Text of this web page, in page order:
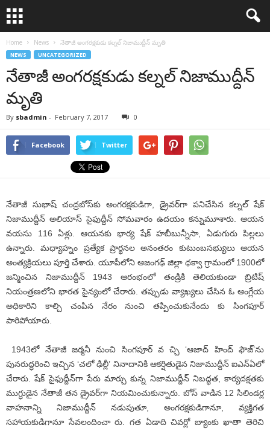
Home News నేతాజీ అంగరక్షకుడు కల్నల్‌ నిజాముద్దీన్‌ మృతి
NEWS UNCATEGORIZED
నేతాజీ అంగరక్షకుడు కల్నల్‌ నిజాముద్దీన్‌
మృతి
By sbadmin - February 7, 2017 0
Facebook Twitter
నేతాజీ సుభాష్‌ చంద్రబోస్‌కు అంగరక్షకుడిగా, డ్రైవర్‌గా పనిచేసిన కల్నల్‌ షేక్‌
నిజాముద్దీన్‌ అలియాస్‌ సైఫుద్దీన్‌ సోమవారం ఉదయం కన్నుమూశారు. ఆయన
వయసు 116 ఏళ్లు. ఆయనకు భార్య షేక్‌ హబీబున్నీసా, ఏడుగురు పిల్లలు
ఉన్నారు. మధ్యాహ్నం ప్రత్యేక ప్రార్థనల అనంతరం కుటుంబసభ్యులు ఆయన
అంత్యక్రియలు పూర్తి చేశారు. యూపీలోని ఆజంగఢ్‌ జిల్లా ధక్వా గ్రామంలో 1900లో
జన్మించిన నిజాముద్దీన్‌ 1943 ఆరంభంలో తండ్రికి తెలియకుండా బ్రిటిష్‌
నియంత్రణలోని భారత సైన్యంలో చేరారు. తప్పుడు వ్యాఖ్యలు చేసిన ఓ ఆంగ్లేయ
అధికారిని కాల్చి చంపిన నేరం నుంచి తప్పించుకునేందు కు సింగపూర్‌
పారిపోయారు.
1943లో నేతాజీ జర్మనీ నుంచి సింగపూర్‌ వ చ్చి ‘ఆజాద్‌ హింద్‌ ఫౌజ్‌’ను
పునరుద్ధరించి ఇచ్చిన ‘చలో ఢిల్లీ’ నినాదానికి ఆకర్షితుడైన నిజాముద్దీన్‌ ఐఎన్‌ఏలో
చేరారు. షేక్‌ సైఫుద్దీన్‌గా పేరు మార్చు కున్న నిజాముద్దీన్‌ నిబద్ధత, కార్యదక్షతకు
ముగ్ధుడైన నేతాజీ తన డ్రైవర్‌గా నియమించుకున్నారు. బోస్‌ వాడిన 12 సిలిండర్ల
వాహనాన్ని నిజాముద్దీన్‌ నడుపుతూ, అంగరక్షకుడిగానూ, వ్యక్తిగత
సహాయకుడిగానూ సేవలందించా రు. గత ఏడాది చివర్లో బ్యాంకు ఖాతా తెరిచి